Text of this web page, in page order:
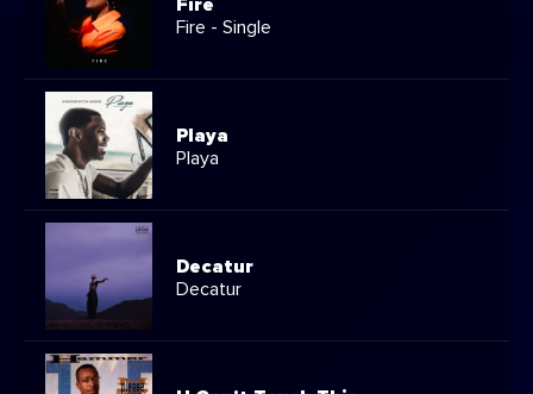
Fire
Fire - Single
Playa
Playa
Decatur
Decatur